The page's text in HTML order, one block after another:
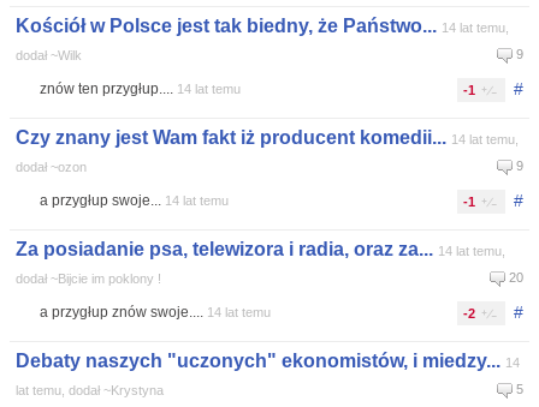
Kościół w Polsce jest tak biedny, że Państwo... 14 lat temu,
dodał ~Wilk
9
#
-1
znów ten przygłup.... 14 lat temu
Czy znany jest Wam fakt iż producent komedii... 14 lat temu,
dodał ~ozon
9
#
-1
a przygłup swoje... 14 lat temu
Za posiadanie psa, telewizora i radia, oraz za... 14 lat temu,
dodał ~Bijcie im poklony !
20
#
-2
a przygłup znów swoje.... 14 lat temu
Debaty naszych "uczonych" ekonomistów, i miedzy... 14
lat temu, dodał ~Krystyna
5